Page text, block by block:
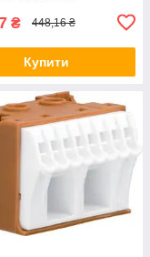
₴ 448,16 ₴
Купити